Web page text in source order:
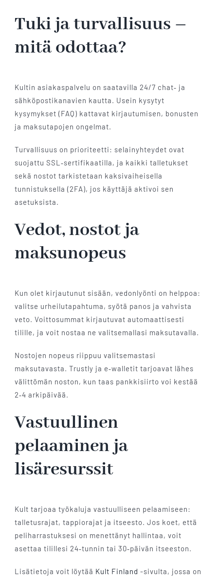
Tuki ja turvallisuus –
mitä odottaa?
Kultin asiakaspalvelu on saatavilla 24/7 chat‑ ja
sähköpostikanavien kautta. Usein kysytyt
kysymykset (FAQ) kattavat kirjautumisen, bonusten
ja maksutapojen ongelmat.
Turvallisuus on prioriteetti: selainyhteydet ovat
suojattu SSL‑sertifikaatilla, ja kaikki talletukset
sekä nostot tarkistetaan kaksivaiheisella
tunnistuksella (2FA), jos käyttäjä aktivoi sen
asetuksista.
Vedot, nostot ja
maksunopeus
Kun olet kirjautunut sisään, vedonlyönti on helppoa:
valitse urheilutapahtuma, syötä panos ja vahvista
veto. Voittosummat kirjautuvat automaattisesti
tilille, ja voit nostaa ne valitsemallasi maksutavalla.
Nostojen nopeus riippuu valitsemastasi
maksutavasta. Trustly ja e‑walletit tarjoavat lähes
välittömän noston, kun taas pankkisiirto voi kestää
2‑4 arkipäivää.
Vastuullinen
pelaaminen ja
lisäresurssit
Kult tarjoaa työkaluja vastuulliseen pelaamiseen:
talletusrajat, tappiorajat ja itseesto. Jos koet, että
peliharrastuksesi on menettänyt hallintaa, voit
asettaa tilillesi 24‑tunnin tai 30‑päivän itseeston.
Lisätietoja voit löytää Kult Finland -sivulta, jossa on